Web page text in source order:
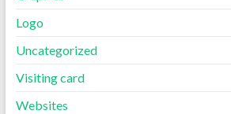
Logo
Uncategorized
Visiting card
Websites